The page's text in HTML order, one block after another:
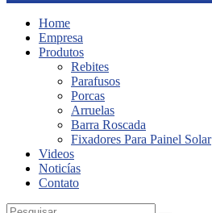
Ludufix
Fixadores
Home
Empresa
Produtos
Rebites
Parafusos
Porcas
Arruelas
Barra Roscada
Fixadores Para Painel Solar
Videos
Noticías
Contato